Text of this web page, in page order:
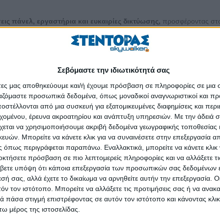
Σεβόμαστε την ιδιωτικότητά σας
μας αποθηκεύουμε και/ή έχουμε πρόσβαση σε πληροφορίες σε
προσωπικά δεδομένα, όπως μοναδικοί αναγνωριστικοί και
από μια συσκευή για εξατομικευμένες διαφημίσεις και
έρευνα ακροατηρίου και ανάπτυξη υπηρεσιών. Με την άδειά
να χρησιμοποιήσουμε ακριβή δεδομένα γεωγραφικής τοποθεσίας
Μπορείτε να κάνετε κλικ για να συναινέσετε στην επεξεργασία
περιγράφεται παραπάνω. Εναλλακτικά, μπορείτε να κάνετε κλικ
πρόσβαση σε πιο λεπτομερείς πληροφορίες και να αλλάξετε
υπόψη ότι κάποια επεξεργασία των προσωπικών σας δεδομένων
σας, αλλά έχετε το δικαίωμα να αρνηθείτε αυτήν την επεξεργασία.
τον ιστότοπο. Μπορείτε να αλλάξετε τις προτιμήσεις σας ή να
στιγμή επιστρέφοντας σε αυτόν τον ιστότοπο και κάνοντας
μέρος της ιστοσελίδας.
πάνελ, εργαστήρια και ευκαιρίες δικτύωσης, προσφέροντας
από τις βασικές θεματικές ενότητες του συνεδρίου είναι
των Πολιτών: στρατηγικές και προσεγγίσεις για
των Οργανώσεων της Κοινωνίας των Πολιτών και συνεργασίες με
των Πολιτών στην Ελλάδα: ευκαιρίες και προκλήσεις για το μέλλον
«Είμαστε ιδιαίτερα ενθουσιασμένοι για τη φετινή θεματική του
Πολιτών είναι ζωτικής σημασίας για την ανάπτυξή και τον κοινωνικό
οι δημόσιοι φορείς αλληλοεπηρεάζονται και συνθέτουν ένα δυναμικό
καινοτόμες στρατηγικές και πρακτικές λύσεις που θα
παράλληλα τη συνεργασία και τη συνέργεια όλων των